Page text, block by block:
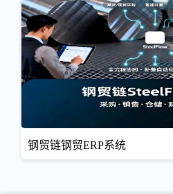
钢贸链钢贸ERP系统